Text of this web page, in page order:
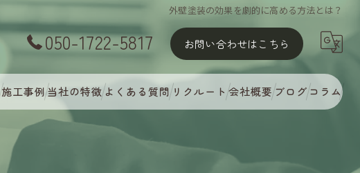
外壁塗装の効果を劇的に高める方法とは？
050-1722-5817 お問い合わせはこちら
施工事例当社の特徴よくある質問リクルート 会社概要ブログコラム